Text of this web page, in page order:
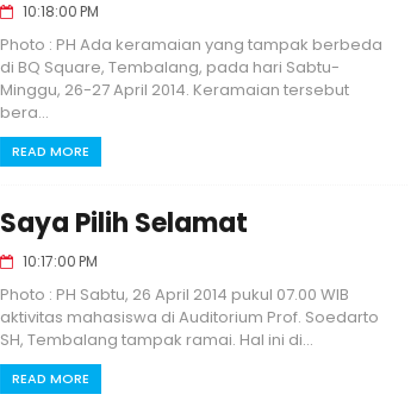
10:18:00 PM
Photo : PH Ada keramaian yang tampak berbeda
di BQ Square, Tembalang, pada hari Sabtu-
Minggu, 26-27 April 2014. Keramaian tersebut
bera...
READ MORE
Saya Pilih Selamat
10:17:00 PM
Photo : PH Sabtu, 26 April 2014 pukul 07.00 WIB
aktivitas mahasiswa di Auditorium Prof. Soedarto
SH, Tembalang tampak ramai. Hal ini di...
READ MORE